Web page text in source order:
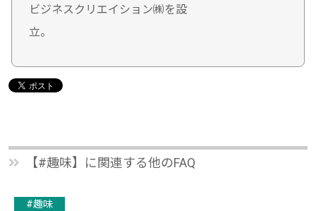
ビジネスクリエイション㈱を設
立。
【#趣味】に関連する他のFAQ
#趣味